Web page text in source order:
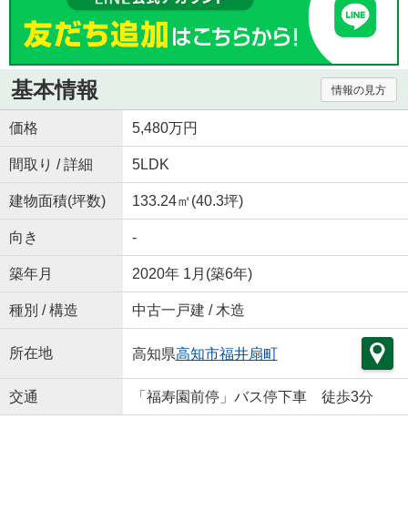
基本情報 情報の見方
価格 5,480万円
間取り / 詳細 5LDK
建物面積(坪数) 133.24㎡(40.3坪)
向き -
築年月 2020年 1月(築6年)
種別 / 構造 中古一戸建 / 木造
所在地 高知県高知市福井扇町
交通 「福寿園前停」バス停下車 徒歩3分